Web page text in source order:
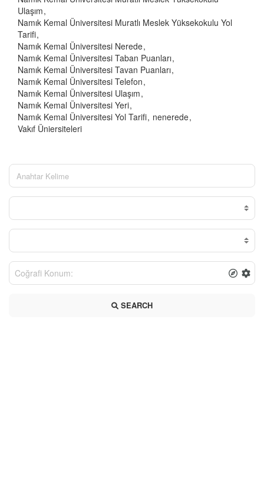
Ulaşım
Namık Kemal Üniversitesi Muratlı Meslek Yüksekokulu Yol
Tarifi
Namık Kemal Üniversitesi Nerede
Namık Kemal Üniversitesi Taban Puanları
Namık Kemal Üniversitesi Tavan Puanları
Namık Kemal Üniversitesi Telefon
Namık Kemal Üniversitesi Ulaşım
Namık Kemal Üniversitesi Yeri
Namık Kemal Üniversitesi Yol Tarifi nenerede
Vakıf Üniersiteleri
SEARCH